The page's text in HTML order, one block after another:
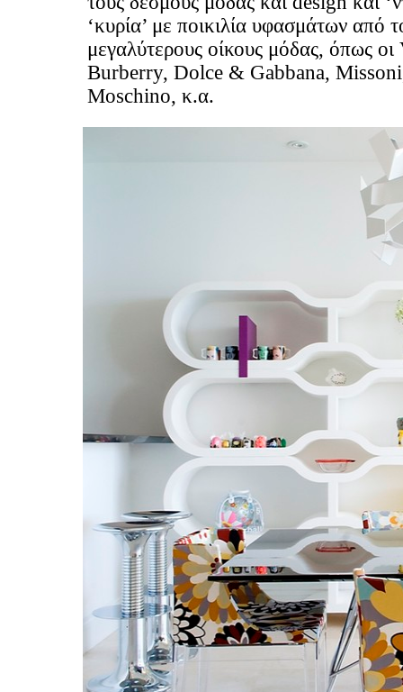
‘κυρία’ με ποικιλία υφασμάτων από
μεγαλύτερους οίκους μόδας, όπως
Burberry, Dolce & Gabbana,
Moschino, κ.α.